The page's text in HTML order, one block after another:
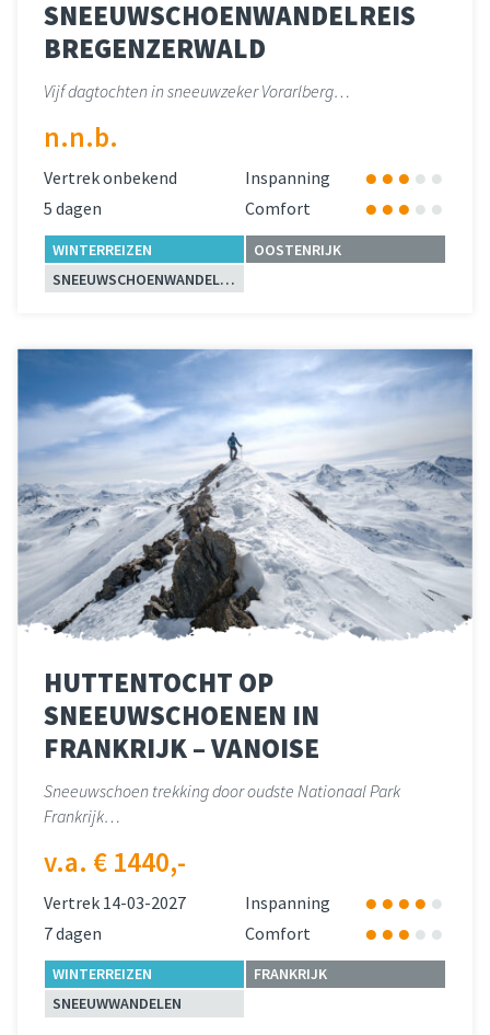
SNEEUWSCHOENWANDELREIS
BREGENZERWALD
Vijf dagtochten in sneeuwzeker Vorarlberg…
n.n.b.
Vertrek onbekend
Inspanning
5 dagen
Comfort
WINTERREIZEN
OOSTENRIJK
SNEEUWSCHOENWANDELEN
HUTTENTOCHT OP
SNEEUWSCHOENEN IN
FRANKRIJK – VANOISE
Sneeuwschoen trekking door oudste Nationaal Park
Frankrijk…
v.a. € 1440,-
Vertrek 14-03-2027
Inspanning
7 dagen
Comfort
WINTERREIZEN
FRANKRIJK
SNEEUWWANDELEN